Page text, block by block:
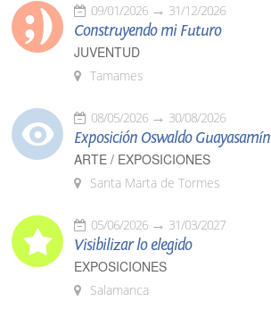
09/01/2026 31/12/2026
Construyendo mi Futuro
JUVENTUD
Tamames
08/05/2026 30/08/2026
Exposición Oswaldo Guayasamín
ARTE / EXPOSICIONES
Santa Marta de Tormes
05/06/2026 31/03/2027
Visibilizar lo elegido
EXPOSICIONES
Salamanca